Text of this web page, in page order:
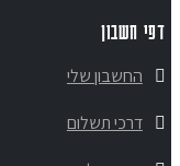
דפי חשבון
החשבון שלי
דרכי תשלום